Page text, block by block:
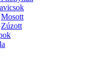
Mosott
Zúzott